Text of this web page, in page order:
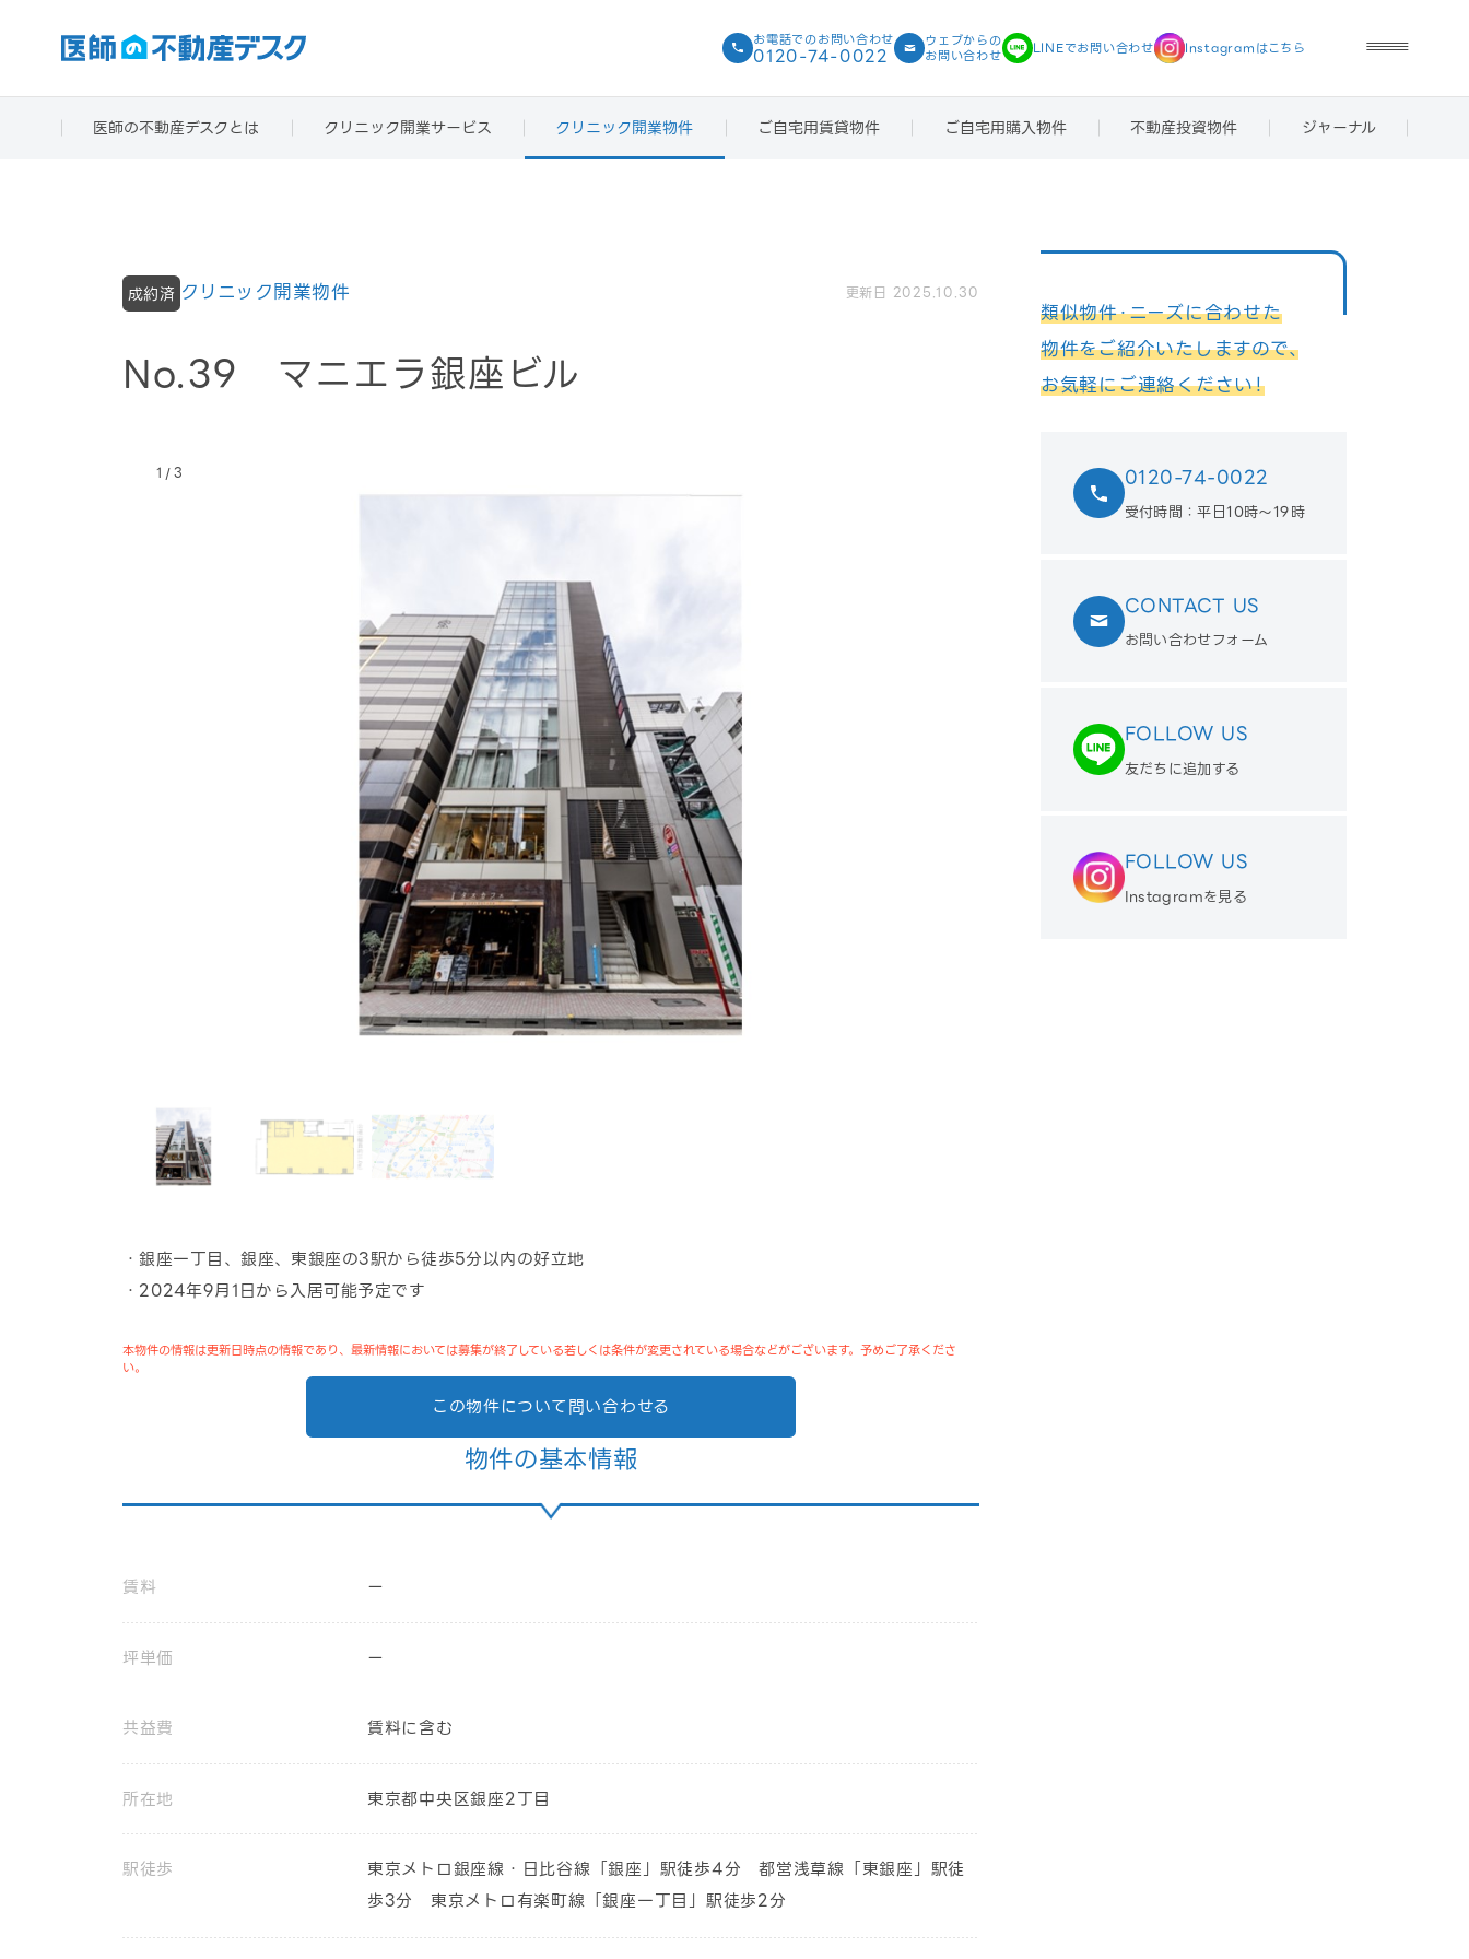
お電話でのお問い合わせ
0120-74-0022
ウェブからの
お問い合わせ LINEでお問い合わせ Instagramはこちら
医師の不動産デスクとは クリニック開業サービス クリニック開業物件 ご自宅用賃貸物件 ご自宅用購入物件 不動産投資物件 ジャーナル
成約済 クリニック開業物件
No.39 マニエラ銀座ビル
更新日 2025.10.30
1 /3
・銀座一丁目、銀座、東銀座の3駅から徒歩5分以内の好立地
・2024年9月1日から入居可能予定です
本物件の情報は更新日時点の情報であり、最新情報においては募集が終了している若しくは条件が変更されている場合などがございます。予めご了承くださ
い。
この物件について問い合わせる
物件の基本情報
賃料 ー
坪単価 ー
共益費 賃料に含む
所在地 東京都中央区銀座2丁目
駅徒歩
東京メトロ銀座線・日比谷線「銀座」駅徒歩4分 都営浅草線「東銀座」駅徒
歩3分 東京メトロ有楽町線「銀座一丁目」駅徒歩2分
類似物件・ニーズに合わせた
物件をご紹介いたしますので、
お気軽にご連絡ください！
0120-74-0022
受付時間：平日10時〜19時
CONTACT US
お問い合わせフォーム
FOLLOW US
友だちに追加する
FOLLOW US
Instagramを見る